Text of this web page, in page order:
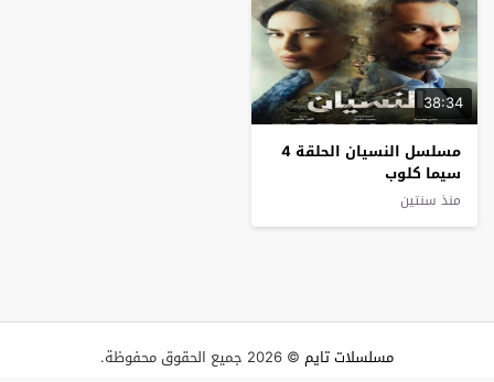
38:34
مسلسل النسيان الحلقة 4
سيما كلوب
منذ سنتين
مسلسلات تايم © 2026 جميع الحقوق محفوظة.